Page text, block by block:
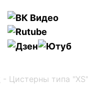
- Цистерны типа